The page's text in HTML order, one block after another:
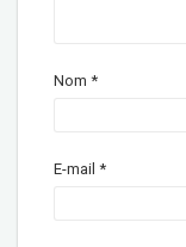
Nom *
E-mail *